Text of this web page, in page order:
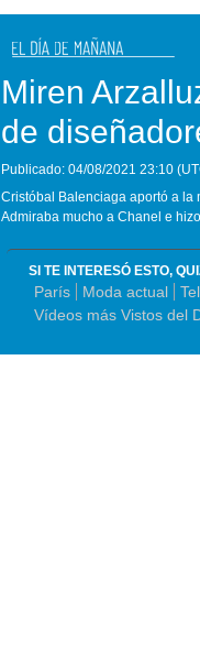
Miren
de
Publicado: 04/08/2021 23:10
Cristóbal Balenciaga aportó a la
Admiraba mucho a Chanel e
SI TE INTERESÓ ESTO,
París Moda actual
Vídeos más Vistos del